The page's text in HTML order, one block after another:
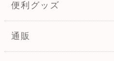
便利グッズ
通販